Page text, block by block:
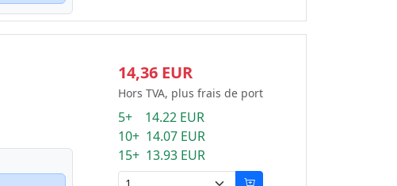
14,36 EUR
Hors TVA, plus frais de port
5+ 14.22 EUR
10+ 14.07 EUR
15+ 13.93 EUR